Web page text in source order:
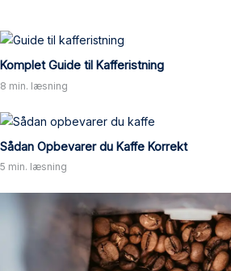
Komplet Guide til Kafferistning
8 min. læsning
Sådan Opbevarer du Kaffe Korrekt
5 min. læsning